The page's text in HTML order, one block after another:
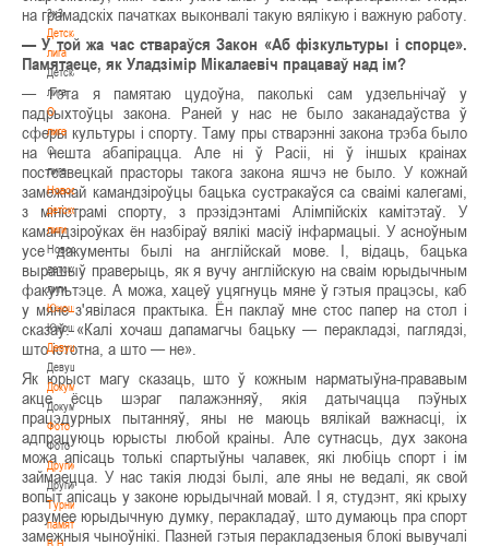
3х3
Детская
лига
Детская
лига
О
лиге
О
лиге
Новости
детской
лиги
Новости
детской
лиги
Юноши
Юноши
Девушки
Девушки
Документы
Документы
Фото
Фото
Другие
Другие
Турнир
памяти
В.Н.
на грамадскіх пачатках выконвалі такую вялікую і важную работу.
— У той жа час ствараўся Закон «Аб фізкультуры і спорце».
Памятаеце, як Уладзімір Мікалаевіч працаваў над ім?
— Гэта я памятаю цудоўна, паколькі сам удзельнічаў у
падрыхтоўцы закона. Раней у нас не было заканадаўства ў
сферы культуры і спорту. Таму пры стварэнні закона трэба было
на нешта абапірацца. Але ні ў Расіі, ні ў іншых краінах
постсавецкай прасторы такога закона яшчэ не было. У кожнай
замежнай камандзіроўцы бацька сустракаўся са сваімі калегамі,
з міністрамі спорту, з прэзідэнтамі Алімпійскіх камітэтаў. У
камандзіроўках ён назбіраў вялікі масіў інфармацыі. У асноўным
усе дакументы былі на англійскай мове. І, відаць, бацька
вырашыў праверыць, як я вучу англійскую на сваім юрыдычным
факультэце. А можа, хацеў уцягнуць мяне ў гэтыя працэсы, каб
у мяне з'явілася практыка. Ён паклаў мне стос папер на стол і
сказаў: «Калі хочаш дапамагчы бацьку — перакладзі, паглядзі,
што істотна, а што — не».
Як юрыст магу сказаць, што ў кожным нарматыўна-прававым
акце ёсць шэраг палажэнняў, якія датычацца пэўных
працэдурных пытанняў, яны не маюць вялікай важнасці, іх
адпрацуюць юрысты любой краіны. Але сутнасць, дух закона
можа апісаць толькі спартыўны чалавек, які любіць спорт і ім
займаецца. У нас такія людзі былі, але яны не ведалі, як свой
вопыт апісаць у законе юрыдычнай мовай. І я, студэнт, які крыху
разумее юрыдычную думку, перакладаў, што думаюць пра спорт
замежныя чыноўнікі. Пазней гэтыя перакладзеныя блокі вывучалі